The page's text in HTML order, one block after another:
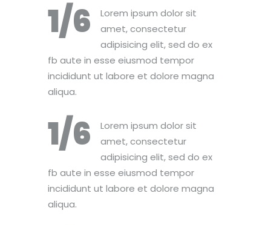
1/6
Lorem ipsum dolor sit
amet, consectetur
adipisicing elit, sed do ex
fb aute in esse eiusmod tempor
incididunt ut labore et dolore magna
aliqua.
1/6
Lorem ipsum dolor sit
amet, consectetur
adipisicing elit, sed do ex
fb aute in esse eiusmod tempor
incididunt ut labore et dolore magna
aliqua.